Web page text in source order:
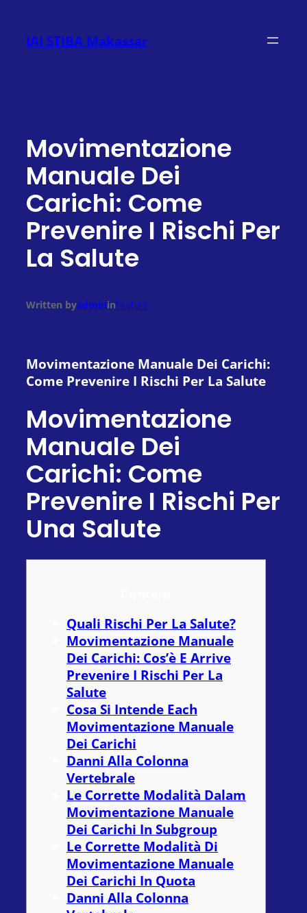
konten
IAI STIBA Makassar
Movimentazione
Manuale Dei
Carichi: Come
Prevenire I Rischi Per
La Salute
Written byadmininFeature
Movimentazione Manuale Dei Carichi:
Come Prevenire I Rischi Per La Salute
Movimentazione
Manuale Dei
Carichi: Come
Prevenire I Rischi Per
Una Salute
Quali Rischi Per La Salute?
Movimentazione Manuale
Dei Carichi: Cos’è E Arrive
Prevenire I Rischi Per La
Salute
Cosa Si Intende Each
Movimentazione Manuale
Dei Carichi
Danni Alla Colonna
Vertebrale
Le Corrette Modalità Dalam
Movimentazione Manuale
Dei Carichi In Subgroup
Le Corrette Modalità Di
Movimentazione Manuale
Dei Carichi In Quota
Danni Alla Colonna